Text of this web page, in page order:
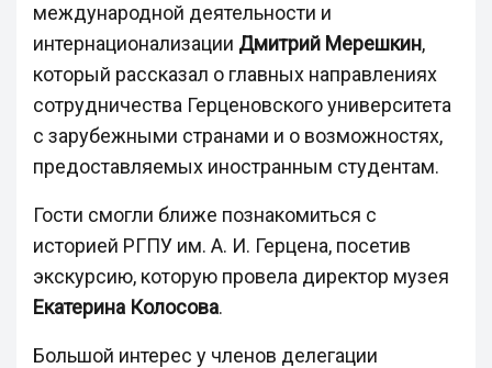
международной деятельности и
интернационализации Дмитрий Мерешкин,
который рассказал о главных направлениях
сотрудничества Герценовского университета
с зарубежными странами и о возможностях,
предоставляемых иностранным студентам.
Гости смогли ближе познакомиться с
историей РГПУ им. А. И. Герцена, посетив
экскурсию, которую провела директор музея
Екатерина Колосова.
Большой интерес у членов делегации